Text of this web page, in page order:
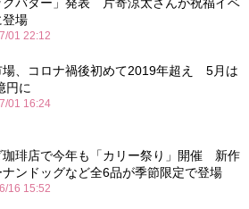
登場
01 22:12
場、コロナ禍後初めて2019年超え 5月は
円に
01 16:24
珈琲店で今年も「カリー祭り」開催 新作
ナンドッグなど全6品が季節限定で登場
16 15:52